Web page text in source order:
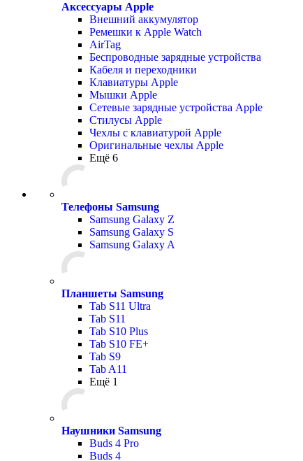
Аксессуары Apple
Внешний аккумулятор
Ремешки к Apple Watch
AirTag
Беспроводные зарядные устройства
Кабеля и переходники
Клавиатуры Apple
Мышки Apple
Сетевые зарядные устройства Apple
Стилусы Apple
Чехлы с клавиатурой Apple
Оригинальные чехлы Apple
Ещё 6
Телефоны Samsung
Samsung Galaxy Z
Samsung Galaxy S
Samsung Galaxy A
Планшеты Samsung
Tab S11 Ultra
Tab S11
Tab S10 Plus
Tab S10 FE+
Tab S9
Tab A11
Ещё 1
Наушники Samsung
Buds 4 Pro
Buds 4